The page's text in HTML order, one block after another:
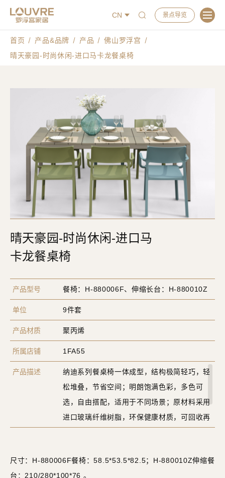
CN 景点导览
首页 产品&品牌 产品
佛山罗浮宫
晴天豪园-时尚休闲-进口马卡龙餐桌椅
晴天豪园-时尚休闲-进口马
卡龙餐桌椅
产品型号 餐椅：H-880006F、伸缩长台：H-880010Z
单位 9件套
产品材质 聚丙烯
所属店铺 1FA55
产品描述
纳迪系列餐桌椅一体成型，结构极简轻巧，轻
松堆叠，节省空间；明朗饱满色彩，多色可
选，自由搭配，适用于不同场景；原材料采用
进口玻璃纤维树脂，环保健康材质，可回收再
尺寸：H-880006F餐椅：58.5*53.5*82.5；H-880010Z伸缩餐
台：210/280*100*76 。